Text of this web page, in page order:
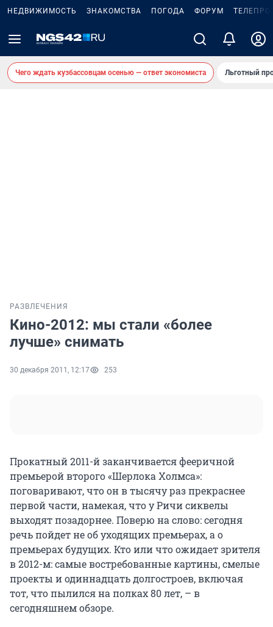
НЕДВИЖИМОСТЬ ЗНАКОМСТВА ПОГОДА ФОРУМ
Чего ждать кузбассовцам осенью — ответ экономиста Льготный
РАЗВЛЕЧЕНИЯ
Кино-2012: мы стали «более
лучше» снимать
30 декабря 2011, 12:17 253
Прокатный 2011-й заканчивается фееричной
премьерой второго «Шерлока Холмса»:
поговаривают, что он в тысячу раз прекраснее
первой части, намекая, что у Ричи сиквелы
выходят позадорнее. Поверю на слово: сегодня
речь пойдет не об уходящих премьерах, а о
премьерах будущих. Кто или что ожидает зрителя
в 2012-м: самые востребованные картины, смелые
проекты и одиннадцать долгостроев, включая
тот, что пылился на полках 80 лет, – в
сегодняшнем обзоре.